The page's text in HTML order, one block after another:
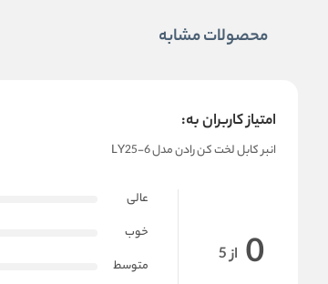
محصولات مشابه
امتیاز کاربران به:
انبر کابل لخت کن رادن مدل LY25-6
0 از 5
عالی
خوب
متوسط